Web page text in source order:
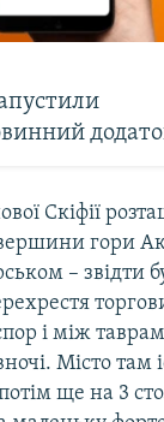
Скіфії
гори
– звідти
і між
Місто там
ще на 3